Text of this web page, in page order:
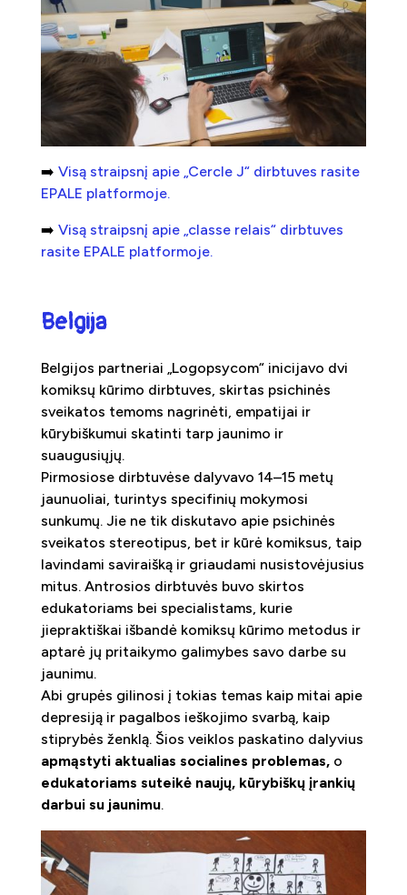
➡️ Visą straipsnį apie „Cercle J“ dirbtuves rasite
EPALE platformoje.
➡️ Visą straipsnį apie „classe relais“ dirbtuves
rasite EPALE platformoje.
Belgija
Belgijos partneriai „Logopsycom“ inicijavo dvi
komiksų kūrimo dirbtuves, skirtas psichinės
sveikatos temoms nagrinėti, empatijai ir
kūrybiškumui skatinti tarp jaunimo ir
suaugusiųjų.
Pirmosiose dirbtuvėse dalyvavo 14–15 metų
jaunuoliai, turintys specifinių mokymosi
sunkumų. Jie ne tik diskutavo apie psichinės
sveikatos stereotipus, bet ir kūrė komiksus, taip
lavindami saviraišką ir griaudami nusistovėjusius
mitus. Antrosios dirbtuvės buvo skirtos
edukatoriams bei specialistams, kurie
jiepraktiškai išbandė komiksų kūrimo metodus ir
aptarė jų pritaikymo galimybes savo darbe su
jaunimu.
Abi grupės gilinosi į tokias temas kaip mitai apie
depresiją ir pagalbos ieškojimo svarbą, kaip
stiprybės ženklą. Šios veiklos paskatino dalyvius
apmąstyti aktualias socialines problemas,o
edukatoriams suteikė naujų, kūrybiškų įrankių
darbui su jaunimu.